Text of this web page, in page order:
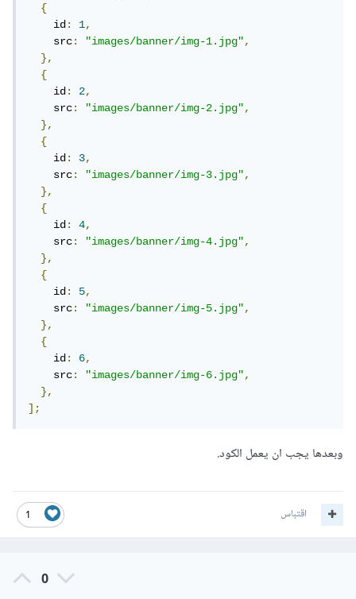
{
    id
: 1,
    src
: "images/banner/img-1.jpg",
},
{
    id
: 2,
    src
: "images/banner/img-2.jpg",
},
{
    id
: 3,
    src
: "images/banner/img-3.jpg",
},
{
    id
: 4,
    src
: "images/banner/img-4.jpg",
},
{
    id
: 5,
    src
: "images/banner/img-5.jpg",
},
{
    id
: 6,
    src
: "images/banner/img-6.jpg",
},
];
وبعدها يجب ان يعمل الكود.
1 اقتباس
0